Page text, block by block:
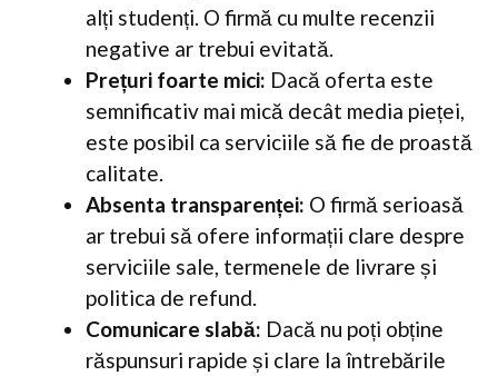
alți studenți. O firmă cu multe recenzii
negative ar trebui evitată.
Prețuri foarte mici: Dacă oferta este
semnificativ mai mică decât media pieței,
este posibil ca serviciile să fie de proastă
calitate.
Absenta transparenței: O firmă serioasă
ar trebui să ofere informații clare despre
serviciile sale, termenele de livrare și
politica de refund.
Comunicare slabă: Dacă nu poți obține
răspunsuri rapide și clare la întrebările